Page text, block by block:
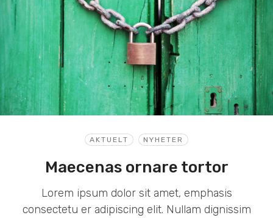
AKTUELT NYHETER
Maecenas ornare tortor
Lorem ipsum dolor sit amet, emphasis
consectetu er adipiscing elit. Nullam dignissim